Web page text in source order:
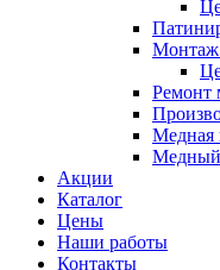
Монтаж
Ремонт
Медная
Медный
Акции
Каталог
Цены
Наши работы
Контакты